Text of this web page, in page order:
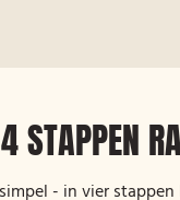
STAPPEN
- in vier